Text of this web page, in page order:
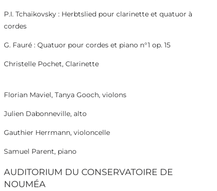
P.I. Tchaikovsky : Herbtslied pour clarinette et quatuor à
cordes
G. Fauré : Quatuor pour cordes et piano n°1 op. 15
Christelle Pochet, Clarinette
Florian Maviel, Tanya Gooch, violons
Julien Dabonneville, alto
Gauthier Herrmann, violoncelle
Samuel Parent, piano
AUDITORIUM DU CONSERVATOIRE DE
NOUMÉA